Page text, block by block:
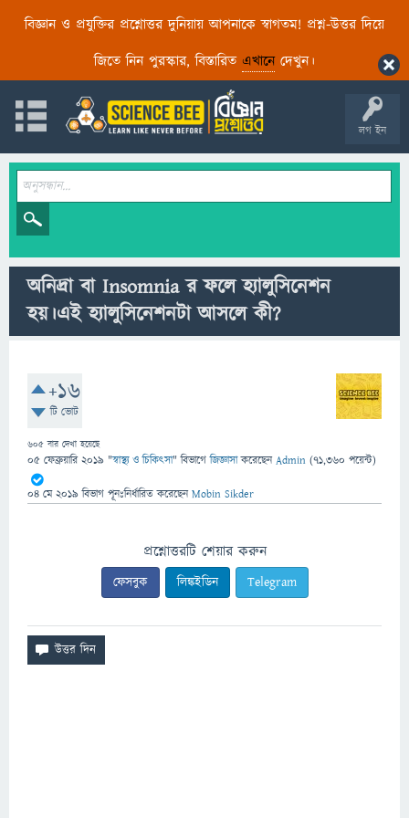
বিজ্ঞান ও প্রযুক্তির প্রশ্নোত্তর দুনিয়ায় আপনাকে স্বাগতম! প্রশ্ন-উত্তর দিয়ে
জিতে নিন পুরস্কার, বিস্তারিত এখানেদেখুন।
লগ ইন
অনিদ্রা বা Insomnia র ফলে হ্যালুসিনেশন
হয়।এই হ্যালুসিনেশনটা আসলে কী?
+16
টি ভোট
605 বার দেখা হয়েছে
05 ফেব্রুয়ারি 2019 "স্বাস্থ্য ও চিকিৎসা" বিভাগে জিজ্ঞাসাকরেছেনAdmin (71,360 পয়েন্ট)
04 মে 2019 বিভাগ পূনঃনির্ধারিত করেছেনMobin Sikder
প্রশ্নোত্তরটি শেয়ার করুন
ফেসবুক লিঙ্কইডিন Telegram